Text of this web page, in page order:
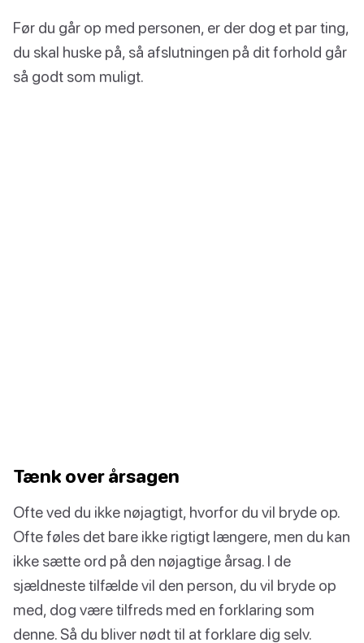
Før du går op med personen, er der dog et par ting,
du skal huske på, så afslutningen på dit forhold går
så godt som muligt.
Tænk over årsagen
Ofte ved du ikke nøjagtigt, hvorfor du vil bryde op.
Ofte føles det bare ikke rigtigt længere, men du kan
ikke sætte ord på den nøjagtige årsag. I de
sjældneste tilfælde vil den person, du vil bryde op
med, dog være tilfreds med en forklaring som
denne. Så du bliver nødt til at forklare dig selv.